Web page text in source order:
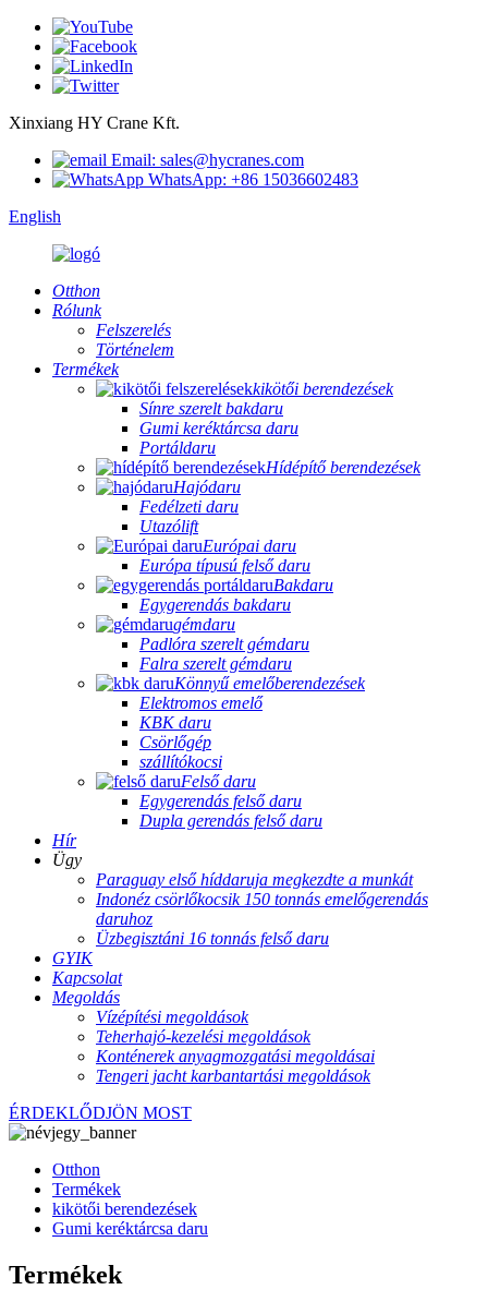
Xinxiang HY Crane Kft.
Email: sales@hycranes.com
WhatsApp: +86 15036602483
English
Otthon
Rólunk
Felszerelés
Történelem
Termékek
kikötői berendezések
Sínre szerelt bakdaru
Gumi keréktárcsa daru
Portáldaru
Hídépítő berendezések
Hajódaru
Fedélzeti daru
Utazólift
Európai daru
Európa típusú felső daru
Bakdaru
Egygerendás bakdaru
gémdaru
Padlóra szerelt gémdaru
Falra szerelt gémdaru
Könnyű emelőberendezések
Elektromos emelő
KBK daru
Csörlőgép
szállítókocsi
Felső daru
Egygerendás felső daru
Dupla gerendás felső daru
Hír
Ügy
Paraguay első híddaruja megkezdte a munkát
Indonéz csörlőkocsik 150 tonnás emelőgerendás
daruhoz
Üzbegisztáni 16 tonnás felső daru
GYIK
Kapcsolat
Megoldás
Vízépítési megoldások
Teherhajó-kezelési megoldások
Konténerek anyagmozgatási megoldásai
Tengeri jacht karbantartási megoldások
ÉRDEKLŐDJÖN MOST
Otthon
Termékek
kikötői berendezések
Gumi keréktárcsa daru
Termékek